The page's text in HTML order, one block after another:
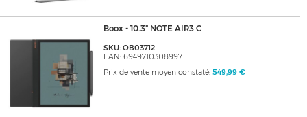
Boox - 10.3" NOTE AIR3 C
SKU: OB03712
EAN: 6949710308997
Prix de vente moyen constaté: 549,99 €